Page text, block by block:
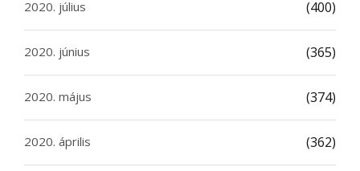
2020. július (400)
2020. június (365)
2020. május (374)
2020. április (362)